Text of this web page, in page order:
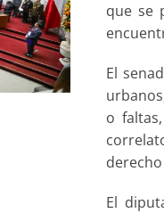
que se
El
o
El